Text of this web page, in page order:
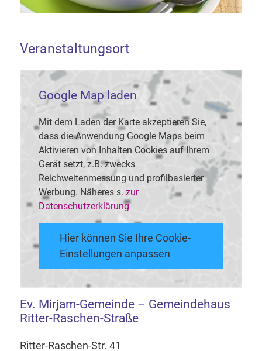
Veranstaltungsort
Google Map laden
Mit dem Laden der Karte akzeptieren Sie,
dass die Anwendung Google Maps beim
Aktivieren von Inhalten Cookies auf Ihrem
Gerät setzt, z.B. zwecks
Reichweitenmessung und profilbasierter
Werbung. Näheres s. zur
Datenschutzerklärung
Hier können Sie Ihre Cookie-
Einstellungen anpassen
Ev. Mirjam-Gemeinde – Gemeindehaus
Ritter-Raschen-Straße
Ritter-Raschen-Str. 41